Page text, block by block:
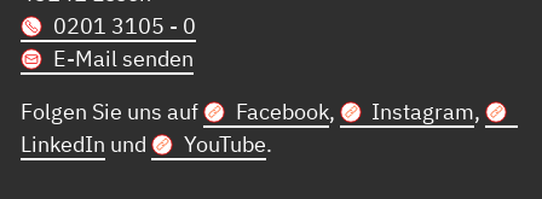
0201 3105 - 0
E-Mail senden
Folgen Sie uns auf
Facebook, Instagram,
LinkedIn und YouTube.